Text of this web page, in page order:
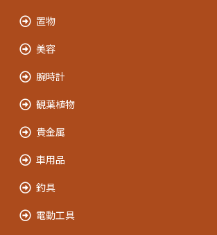
置物
美容
腕時計
観葉植物
貴金属
車用品
釣具
電動工具